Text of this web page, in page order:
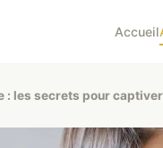
Accueil
: les secrets pour